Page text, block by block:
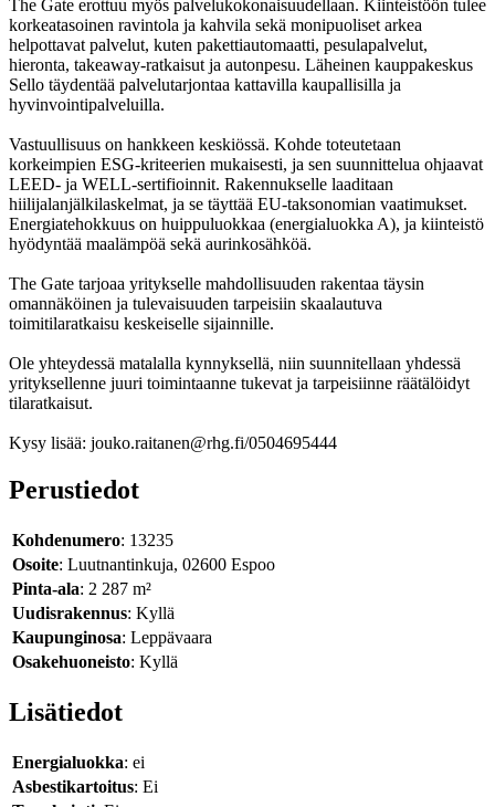
The Gate erottuu myös palvelukokonaisuudellaan. Kiinteistöön tulee
korkeatasoinen ravintola ja kahvila sekä monipuoliset arkea
helpottavat palvelut, kuten pakettiautomaatti, pesulapalvelut,
hieronta, takeaway-ratkaisut ja autonpesu. Läheinen kauppakeskus
Sello täydentää palvelutarjontaa kattavilla kaupallisilla ja
hyvinvointipalveluilla.
Vastuullisuus on hankkeen keskiössä. Kohde toteutetaan
korkeimpien ESG-kriteerien mukaisesti, ja sen suunnittelua ohjaavat
LEED- ja WELL-sertifioinnit. Rakennukselle laaditaan
hiilijalanjälkilaskelmat, ja se täyttää EU-taksonomian vaatimukset.
Energiatehokkuus on huippuluokkaa (energialuokka A), ja kiinteistö
hyödyntää maalämpöä sekä aurinkosähköä.
The Gate tarjoaa yritykselle mahdollisuuden rakentaa täysin
omannäköinen ja tulevaisuuden tarpeisiin skaalautuva
toimitilaratkaisu keskeiselle sijainnille.
Ole yhteydessä matalalla kynnyksellä, niin suunnitellaan yhdessä
yrityksellenne juuri toimintaanne tukevat ja tarpeisiinne räätälöidyt
tilaratkaisut.
Kysy lisää: jouko.raitanen@rhg.fi/0504695444
Perustiedot
Kohdenumero: 13235
Osoite: Luutnantinkuja, 02600 Espoo
Pinta-ala: 2 287 m²
Uudisrakennus: Kyllä
Kaupunginosa: Leppävaara
Osakehuoneisto: Kyllä
Lisätiedot
Energialuokka: ei
Asbestikartoitus: Ei